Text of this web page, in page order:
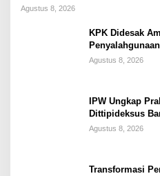
Warga Papua
Agustus 8, 2026
KPK Didesak
Tahun 2017
Agustus 8, 2026
IPW Ungkap
Dittipideksus
Penanganan
Agustus 8, 2026
Transformasi